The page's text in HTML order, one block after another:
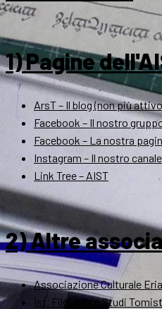
1) Pagine
ArsT – Il blog (non più
Facebook – Il nostro
Facebook – La nostra
Instagram – Il nostro canale
Link Tree – AIST
2) Altre
Associazione Culturale
Ist. Filosofico Studi